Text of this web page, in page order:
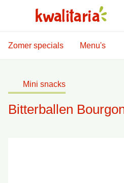
Zomer specials Menu's
Mini snacks
Bitterballen